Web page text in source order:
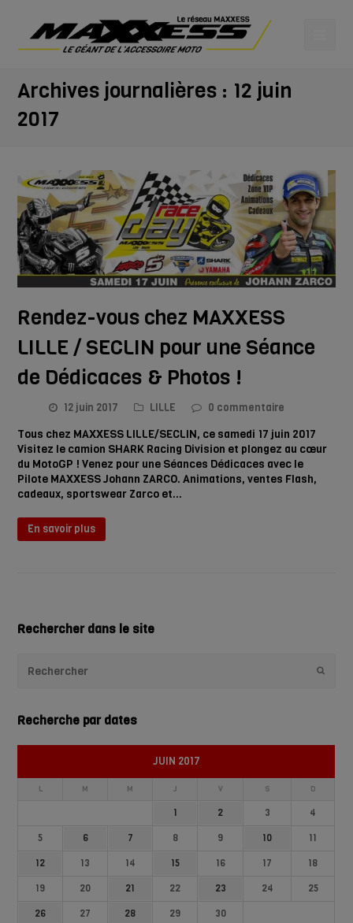
Archives journalières : 12 juin
2017
Rendez-vous chez MAXXESS
LILLE / SECLIN pour une Séance
de Dédicaces & Photos !
12 juin 2017 LILLE 0 commentaire
Tous chez MAXXESS LILLE/SECLIN, ce samedi 17 juin 2017
Visitez le camion SHARK Racing Division et plongez au cœur
du MotoGP ! Venez pour une Séances Dédicaces avec le
Pilote MAXXESS Johann ZARCO. Animations, ventes Flash,
cadeaux, sportswear Zarco et…
En savoir plus
Rechercher dans le site
Recherche par dates
JUIN 2017
L M M J V S D
1 2 3
4
5
6 7 8 9 10
11
12
13 14 15 16 17
18
19
20 21 22 23 24
25
26
27 28 29 30